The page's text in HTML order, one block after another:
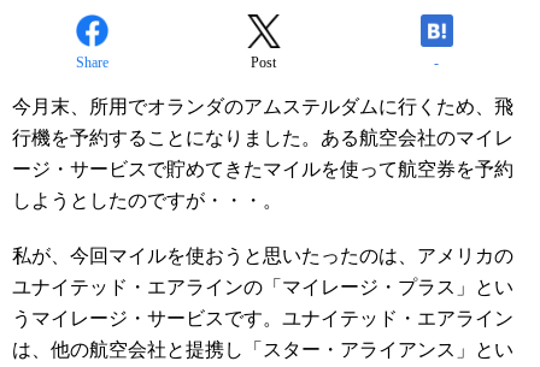
Share Post -
今月末、所用でオランダのアムステルダムに行くため、飛
行機を予約することになりました。ある航空会社のマイレ
ージ・サービスで貯めてきたマイルを使って航空券を予約
しようとしたのですが・・・。
私が、今回マイルを使おうと思いたったのは、アメリカの
ユナイテッド・エアラインの「マイレージ・プラス」とい
うマイレージ・サービスです。ユナイテッド・エアライン
は、他の航空会社と提携し「スター・アライアンス」とい